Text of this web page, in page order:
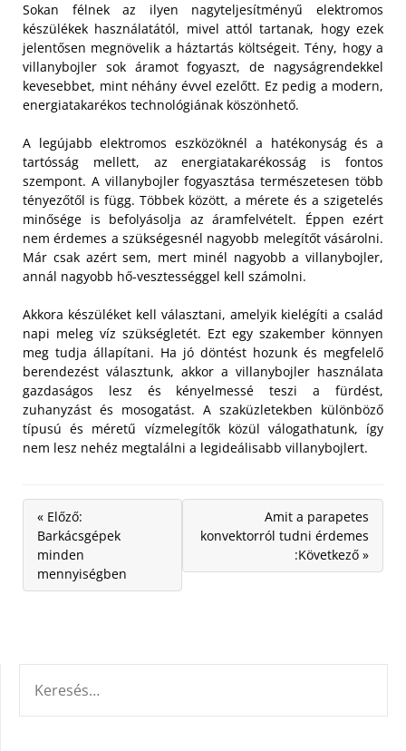
Sokan félnek az ilyen nagyteljesítményű elektromos
készülékek használatától, mivel attól tartanak, hogy ezek
jelentősen megnövelik a háztartás költségeit. Tény, hogy a
villanybojler sok áramot fogyaszt, de nagyságrendekkel
kevesebbet, mint néhány évvel ezelőtt. Ez pedig a modern,
energiatakarékos technológiának köszönhető.
A legújabb elektromos eszközöknél a hatékonyság és a
tartósság mellett, az energiatakarékosság is fontos
szempont. A villanybojler fogyasztása természetesen több
tényezőtől is függ. Többek között, a mérete és a szigetelés
minősége is befolyásolja az áramfelvételt. Éppen ezért
nem érdemes a szükségesnél nagyobb melegítőt vásárolni.
Már csak azért sem, mert minél nagyobb a villanybojler,
annál nagyobb hő-vesztességgel kell számolni.
Akkora készüléket kell választani, amelyik kielégíti a család
napi meleg víz szükségletét. Ezt egy szakember könnyen
meg tudja állapítani. Ha jó döntést hozunk és megfelelő
berendezést választunk, akkor a villanybojler használata
gazdaságos lesz és kényelmessé teszi a fürdést,
zuhanyzást és mosogatást. A szaküzletekben különböző
típusú és méretű vízmelegítők közül válogathatunk, így
nem lesz nehéz megtalálni a legideálisabb villanybojlert.
« Előző:
Barkácsgépek
minden
mennyiségben
Amit a parapetes
konvektorról tudni érdemes
:Következő »